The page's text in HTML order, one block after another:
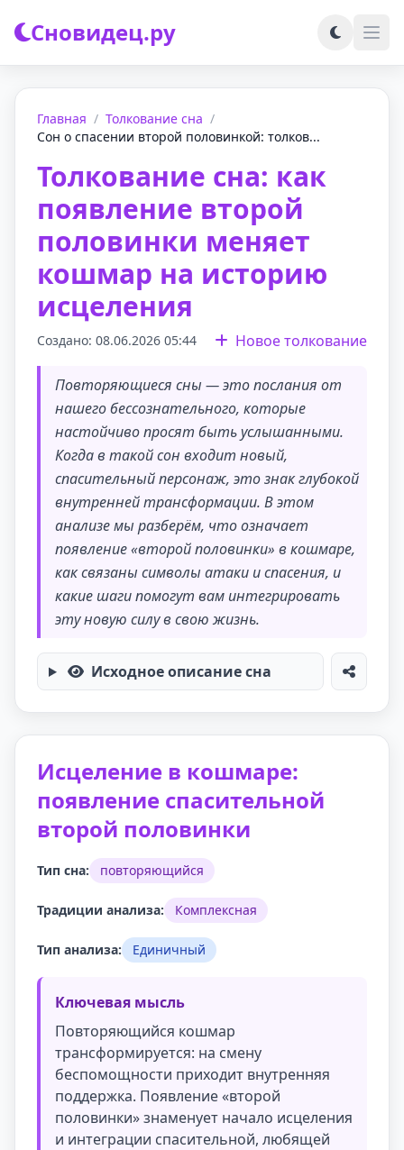
Сновидец.ру
Главная / Толкование сна /
Сон о спасении второй половинкой: толков...
Толкование сна: как
появление второй
половинки меняет
кошмар на историю
исцеления
Создано: 08.06.2026 05:44 Новое толкование
Повторяющиеся сны — это послания от
нашего бессознательного, которые
настойчиво просят быть услышанными.
Когда в такой сон входит новый,
спасительный персонаж, это знак глубокой
внутренней трансформации. В этом
анализе мы разберём, что означает
появление «второй половинки» в кошмаре,
как связаны символы атаки и спасения, и
какие шаги помогут вам интегрировать
эту новую силу в свою жизнь.
Исходное описание сна
Исцеление в кошмаре:
появление спасительной
второй половинки
Тип сна: повторяющийся
Традиции анализа: Комплексная
Тип анализа: Единичный
Ключевая мысль
Повторяющийся кошмар
трансформируется: на смену
беспомощности приходит внутренняя
поддержка. Появление «второй
половинки» знаменует начало исцеления
и интеграции спасительной, любящей